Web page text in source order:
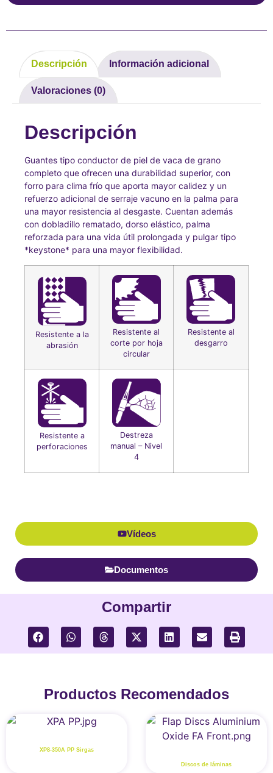
Descripción Información adicional
Valoraciones (0)
Descripción
Guantes tipo conductor de piel de vaca de grano
completo que ofrecen una durabilidad superior, con
forro para clima frío que aporta mayor calidez y un
refuerzo adicional de serraje vacuno en la palma para
una mayor resistencia al desgaste. Cuentan además
con dobladillo rematado, dorso elástico, palma
reforzada para una vida útil prolongada y pulgar tipo
*keystone* para una mayor flexibilidad.
Resistente a la
abrasión
Resistente al
corte por hoja
circular
Resistente al
desgarro
Resistente a
perforaciones
Destreza
manual – Nivel
4
Vídeos
Documentos
Compartir
Productos Recomendados
XP8-350A PP Sirgas
Discos de láminas